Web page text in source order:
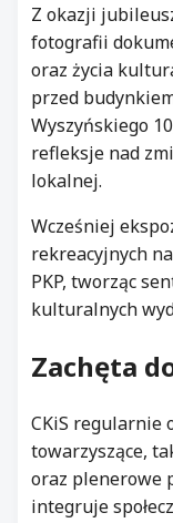
Z okazji
fotografii
oraz życia
przed
Wyszyńskiego
refleksje nad
lokalnej.
Wcześniej
rekreacyjnych
PKP, tworząc
kulturalnych
Zachęta
CKiS regularnie
towarzyszące,
oraz plenerowe
integruje